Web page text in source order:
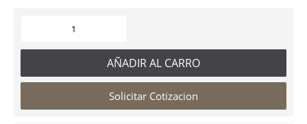
AÑADIR AL CARRO
Solicitar Cotizacion